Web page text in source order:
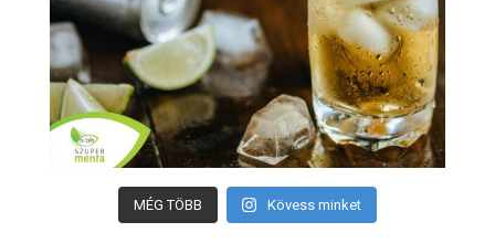
MÉG TÖBB Kövess minket